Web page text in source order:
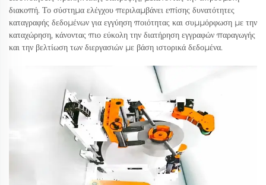
διακοπή. Το σύστημα ελέγχου περιλαμβάνει επίσης δυνατότητες
καταγραφής δεδομένων για εγγύηση ποιότητας και συμμόρφωση με την
καταχώρηση, κάνοντας πιο εύκολη την διατήρηση εγγραφών παραγωγής
και την βελτίωση των διεργασιών με βάση ιστορικά δεδομένα.